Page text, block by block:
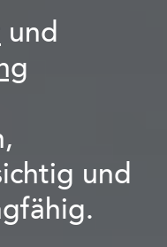
und
und